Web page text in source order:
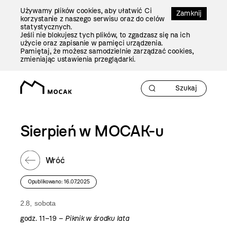
Zamknij
Używamy plików cookies, aby ułatwić Ci
korzystanie z naszego serwisu oraz do celów
statystycznych.
Jeśli nie blokujesz tych plików, to zgadzasz się na ich
użycie oraz zapisanie w pamięci urządzenia.
Pamiętaj, że możesz samodzielnie zarządzać cookies,
zmieniając ustawienia przeglądarki.
Sierpień w MOCAK-u
Wróć
Opublikowano: 16.07.2025
2.8, sobota
godz. 11–19 – Piknik w środku lata